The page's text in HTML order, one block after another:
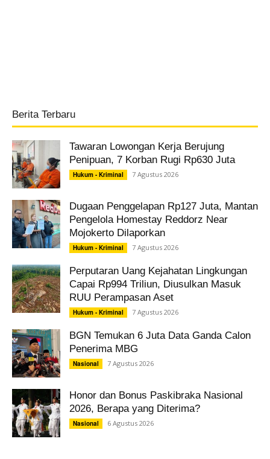
Berita Terbaru
Tawaran Lowongan Kerja Berujung
Penipuan, 7 Korban Rugi Rp630 Juta
Hukum - Kriminal 7 Agustus 2026
Dugaan Penggelapan Rp127 Juta, Mantan
Pengelola Homestay Reddorz Near
Mojokerto Dilaporkan
Hukum - Kriminal 7 Agustus 2026
Perputaran Uang Kejahatan Lingkungan
Capai Rp994 Triliun, Diusulkan Masuk
RUU Perampasan Aset
Hukum - Kriminal 7 Agustus 2026
BGN Temukan 6 Juta Data Ganda Calon
Penerima MBG
Nasional 7 Agustus 2026
Honor dan Bonus Paskibraka Nasional
2026, Berapa yang Diterima?
Nasional 6 Agustus 2026